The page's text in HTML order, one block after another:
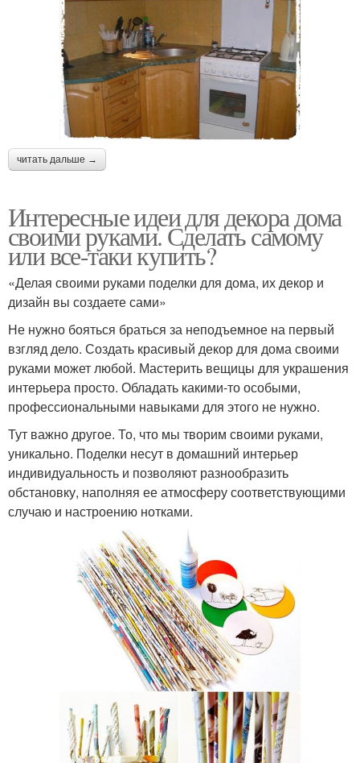
читать дальше →
Интересные идеи для декора дома
своими руками. Сделать самому
или все-таки купить?
«Делая своими руками поделки для дома, их декор и
дизайн вы создаете сами»
Не нужно бояться браться за неподъемное на первый
взгляд дело. Создать красивый декор для дома своими
руками может любой. Мастерить вещицы для украшения
интерьера просто. Обладать какими-то особыми,
профессиональными навыками для этого не нужно.
Тут важно другое. То, что мы творим своими руками,
уникально. Поделки несут в домашний интерьер
индивидуальность и позволяют разнообразить
обстановку, наполняя ее атмосферу соответствующими
случаю и настроению нотками.